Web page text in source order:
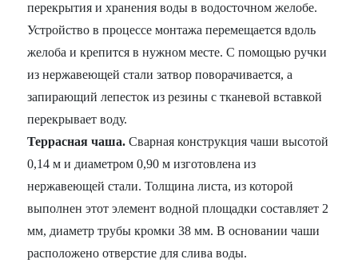
перекрытия и хранения воды в водосточном желобе.
Устройство в процессе монтажа перемещается вдоль
желоба и крепится в нужном месте. С помощью ручки
из нержавеющей стали затвор поворачивается, а
запирающий лепесток из резины с тканевой вставкой
перекрывает воду.
Террасная чаша.Сварная конструкция чаши высотой
0,14 м и диаметром 0,90 м изготовлена из
нержавеющей стали. Толщина листа, из которой
выполнен этот элемент водной площадки составляет 2
мм, диаметр трубы кромки 38 мм. В основании чаши
расположено отверстие для слива воды.